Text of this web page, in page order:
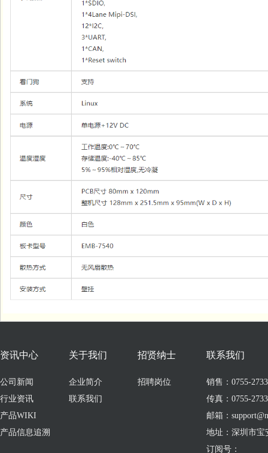
资讯中心
公司新闻
行业资讯
产品WIKI
产品信息追溯
关于我们
企业简介
联系我们
招贤纳士
招聘岗位
联系我们
销售：0755-
传真：0755-
邮箱：
地址：深圳市宝
订阅号：